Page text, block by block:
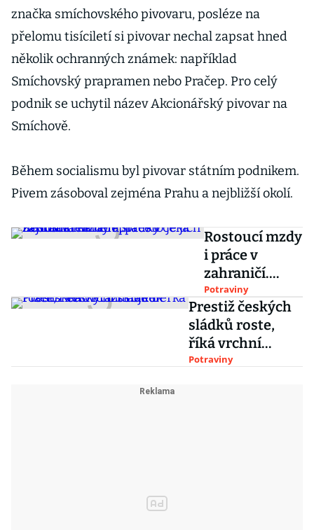
značka smíchovského pivovaru, posléze na
přelomu tisíciletí si pivovar nechal zapsat hned
několik ochranných známek: například
Smíchovský prapramen nebo Pračep. Pro celý
podnik se uchytil název Akcionářský pivovar na
Smíchově.
Během socialismu byl pivovar státním podnikem.
Pivem zásoboval zejména Prahu a nejbližší okolí.
Rostoucí mzdy
i práce v
zahraničí.
Mladé sládky
čeká zajímavá
kariéra, přesto
je jich
nedostatek
Potraviny
Prestiž českých
sládků roste,
říká vrchní
sládek
Potraviny